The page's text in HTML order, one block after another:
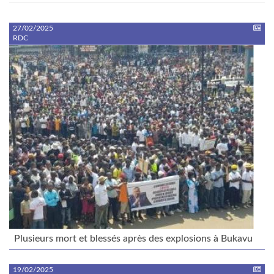
27/02/2025
RDC
Plusieurs mort et blessés après des explosions à Bukavu
19/02/2025